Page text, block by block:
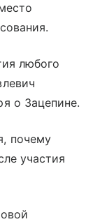
любого
о Зацепине.
почему
участия